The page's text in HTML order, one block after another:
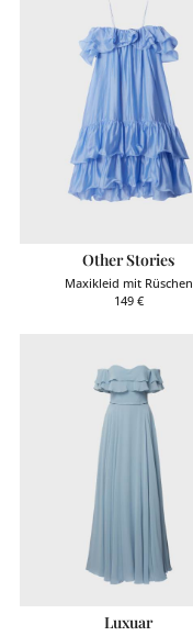
Other Stories
Maxikleid mit Rüschen
149€
Luxuar